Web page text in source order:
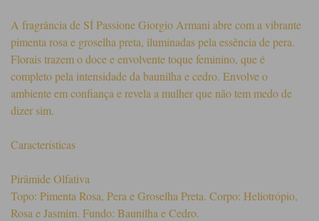
A fragrância de SÍ Passione Giorgio Armani abre com a vibrante
pimenta rosa e groselha preta, iluminadas pela essência de pera.
Florais trazem o doce e envolvente toque feminino, que é
completo pela intensidade da baunilha e cedro. Envolve o
ambiente em confiança e revela a mulher que não tem medo de
dizer sim.
Características
Pirâmide Olfativa
Topo: Pimenta Rosa, Pera e Groselha Preta. Corpo: Heliotrópio,
Rosa e Jasmim. Fundo: Baunilha e Cedro.